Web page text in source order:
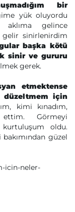
bir
yük oluyordu
gelince
gelir sinirlenirdim
başka kötü
sinir ve gururu
gerek.
etmektense
düzeltmem için
kimi kınadım,
Görmeyi
oldu.
güzel
icin-neler-